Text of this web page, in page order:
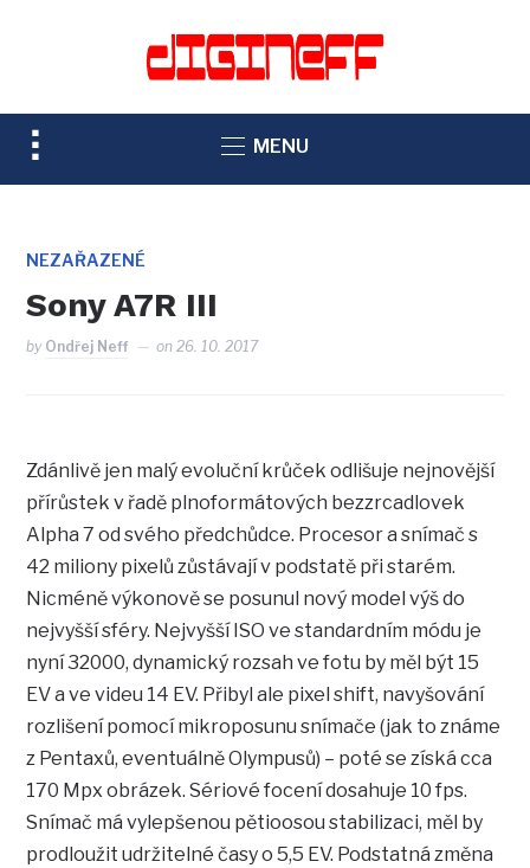
TOGGLE
SIDEBAR
NAVIGATION
MENU
NEZAŘAZENÉ
Sony A7R III
by Ondřej Neff on26. 10. 2017
Zdánlivě jen malý evoluční krůček odlišuje nejnovější
přírůstek v řadě plnoformátových bezzrcadlovek
Alpha 7 od svého předchůdce. Procesor a snímač s
42 miliony pixelů zůstávají v podstatě při starém.
Nicméně výkonově se posunul nový model výš do
nejvyšší sféry. Nejvyšší ISO ve standardním módu je
nyní 32000, dynamický rozsah ve fotu by měl být 15
EV a ve videu 14 EV. Přibyl ale pixel shift, navyšování
rozlišení pomocí mikroposunu snímače (jak to známe
z Pentaxů, eventuálně Olympusů) – poté se získá cca
170 Mpx obrázek. Sériové focení dosahuje 10 fps.
Snímač má vylepšenou pětioosou stabilizaci, měl by
prodloužit udržitelné časy o 5,5 EV. Podstatná změna